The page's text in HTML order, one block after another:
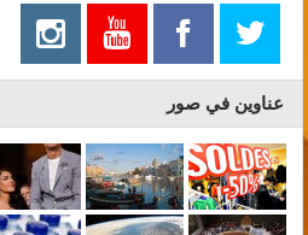
عناوين في صور